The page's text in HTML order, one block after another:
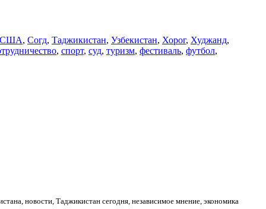
США, Согд, Таджикистан, Узбекистан, Хорог, Худжанд,
, спорт, суд, туризм, фестиваль, футбол,
новости, Таджикистан сегодня, независимое мнение, экономика